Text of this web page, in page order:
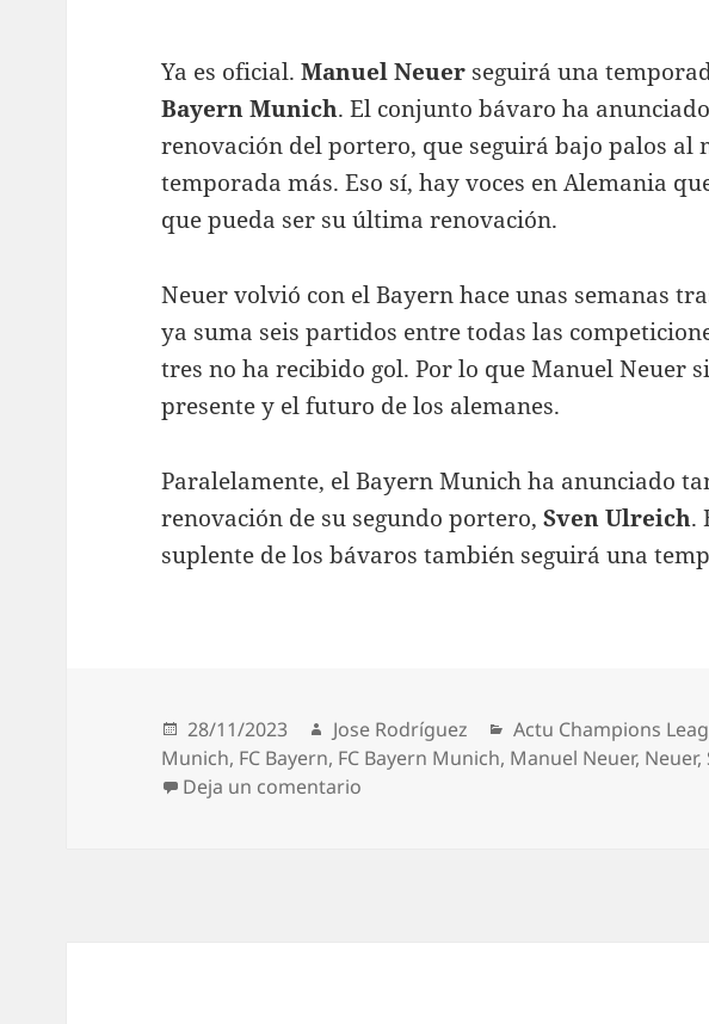
Ya es oficial.Manuel Neuer seguirá una
Bayern Munich. El conjunto bávaro ha
renovación del portero, que seguirá bajo palos al
temporada más. Eso sí, hay voces en Alemania
que pueda ser su última renovación.
Neuer volvió con el Bayern hace unas semanas
ya suma seis partidos entre todas las
tres no ha recibido gol. Por lo que Manuel Neuer
presente y el futuro de los alemanes.
Paralelamente, el Bayern Munich ha anunciado
renovación de su segundo portero,Sven Ulreich.
suplente de los bávaros también seguirá una
Publicado
el
28/11/2023 Autor
Jose Rodríguez Categorías
Actu Champions
Munich, FC Bayern, FC Bayern Munich, Manuel Neuer, Neuer,
Deja un comentario